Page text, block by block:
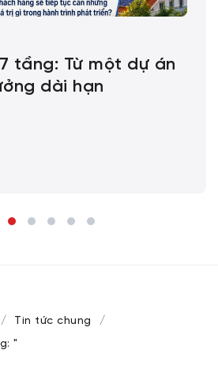
tầng: Từ một dự án
dài hạn
Tin tức chung
"Tàn phá thiên nhiên là giết chết